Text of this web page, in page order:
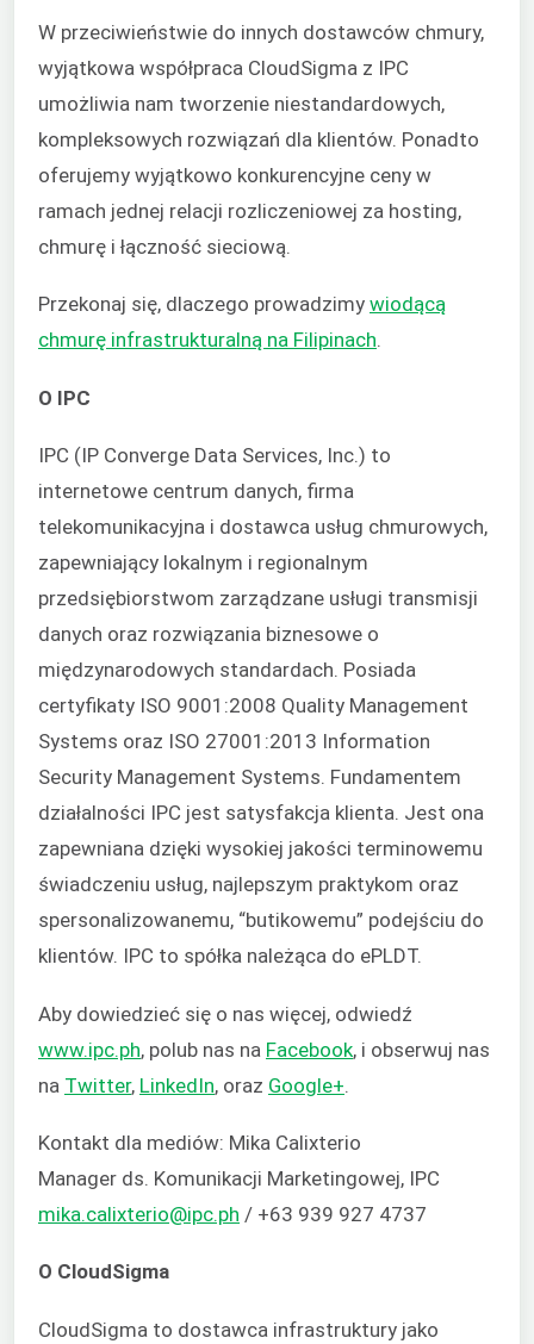
W przeciwieństwie do innych dostawców chmury,
wyjątkowa współpraca CloudSigma z IPC
umożliwia nam tworzenie niestandardowych,
kompleksowych rozwiązań dla klientów. Ponadto
oferujemy wyjątkowo konkurencyjne ceny w
ramach jednej relacji rozliczeniowej za hosting,
chmurę i łączność sieciową.
Przekonaj się, dlaczego prowadzimy wiodącą
chmurę infrastrukturalną na Filipinach.
O IPC
IPC (IP Converge Data Services, Inc.) to
internetowe centrum danych, firma
telekomunikacyjna i dostawca usług chmurowych,
zapewniający lokalnym i regionalnym
przedsiębiorstwom zarządzane usługi transmisji
danych oraz rozwiązania biznesowe o
międzynarodowych standardach. Posiada
certyfikaty ISO 9001:2008 Quality Management
Systems oraz ISO 27001:2013 Information
Security Management Systems. Fundamentem
działalności IPC jest satysfakcja klienta. Jest ona
zapewniana dzięki wysokiej jakości terminowemu
świadczeniu usług, najlepszym praktykom oraz
spersonalizowanemu, “butikowemu” podejściu do
klientów. IPC to spółka należąca do ePLDT.
Aby dowiedzieć się o nas więcej, odwiedź
www.ipc.ph, polub nas na Facebook, i obserwuj nas
na Twitter, LinkedIn, oraz Google+
Kontakt dla mediów: Mika Calixterio
Manager ds. Komunikacji Marketingowej, IPC
mika.calixterio@ipc.ph / +63 939 927 4737
O CloudSigma
CloudSigma to dostawca infrastruktury jako